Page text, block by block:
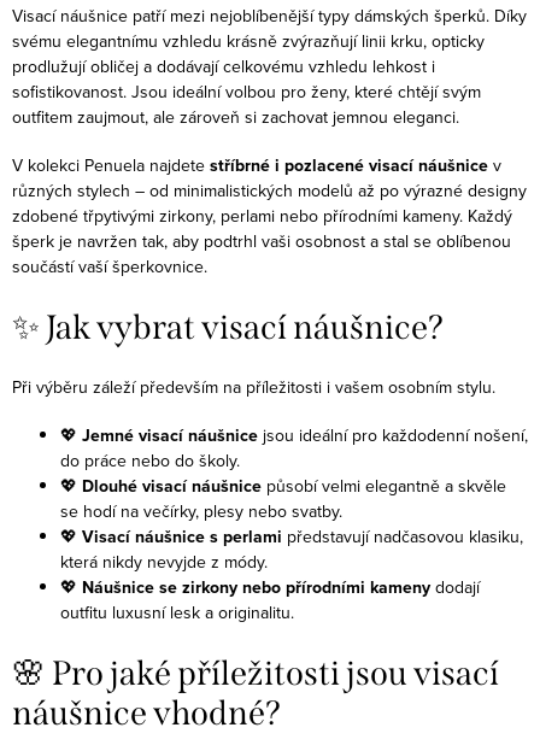
Visací náušnice patří mezi nejoblíbenější typy dámských šperků. Díky
svému elegantnímu vzhledu krásně zvýrazňují linii krku, opticky
prodlužují obličej a dodávají celkovému vzhledu lehkost i
sofistikovanost. Jsou ideální volbou pro ženy, které chtějí svým
outfitem zaujmout, ale zároveň si zachovat jemnou eleganci.
V kolekci Penuela najdete stříbrné i pozlacené visací náušnice v
různých stylech – od minimalistických modelů až po výrazné designy
zdobené třpytivými zirkony, perlami nebo přírodními kameny. Každý
šperk je navržen tak, aby podtrhl vaši osobnost a stal se oblíbenou
součástí vaší šperkovnice.
✨ Jak vybrat visací náušnice?
Při výběru záleží především na příležitosti i vašem osobním stylu.
💖 Jemné visací náušnice jsou ideální pro každodenní nošení,
do práce nebo do školy.
💖 Dlouhé visací náušnice působí velmi elegantně a skvěle
se hodí na večírky, plesy nebo svatby.
💖 Visací náušnice s perlami představují nadčasovou klasiku,
která nikdy nevyjde z módy.
💖 Náušnice se zirkony nebo přírodními kameny dodají
outfitu luxusní lesk a originalitu.
🌸 Pro jaké příležitosti jsou visací
náušnice vhodné?